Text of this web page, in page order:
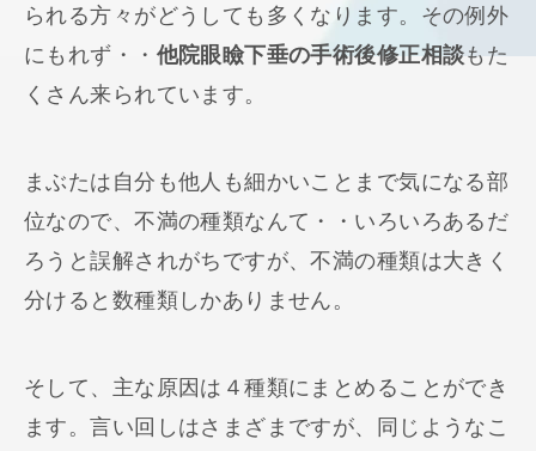
られる方々がどうしても多くなります。その例外
にもれず・・ 他院眼瞼下垂の手術後修正相談もた
くさん来られています。
まぶたは自分も他人も細かいことまで気になる部
位なので、不満の種類なんて・・いろいろあるだ
ろうと誤解されがちですが、不満の種類は大きく
分けると数種類しかありません。
そして、主な原因は４種類にまとめることができ
ます。言い回しはさまざまですが、同じようなこ